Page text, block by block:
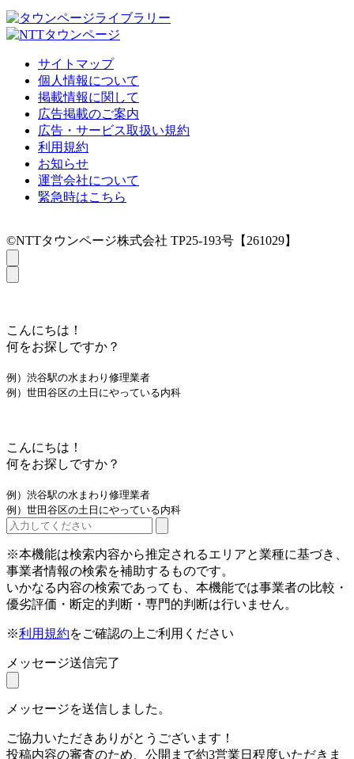
サイトマップ
個人情報について
掲載情報に関して
広告掲載のご案内
広告・サービス取扱い規約
利用規約
お知らせ
運営会社について
緊急時はこちら
©NTTタウンページ株式会社 TP25-193号【261029】
こんにちは！
何をお探しですか？
例）渋谷駅の水まわり修理業者
例）世田谷区の土日にやっている内科
こんにちは！
何をお探しですか？
例）渋谷駅の水まわり修理業者
例）世田谷区の土日にやっている内科
※本機能は検索内容から推定されるエリアと業種に基づき、
事業者情報の検索を補助するものです。
いかなる内容の検索であっても、本機能では事業者の比較・
優劣評価・断定的判断・専門的判断は行いません。
※利用規約をご確認の上ご利用ください
メッセージ送信完了
メッセージを送信しました。
ご協力いただきありがとうございます！
投稿内容の審査のため、公開まで約3営業日程度いただきま